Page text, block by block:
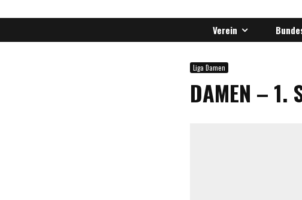
Verein
Liga Damen
DAMEN – 1.